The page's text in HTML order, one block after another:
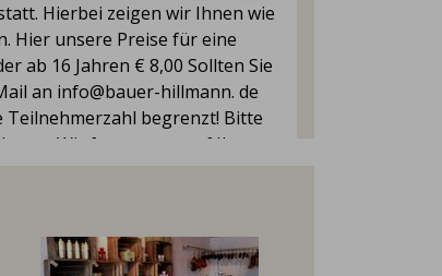
Hierbei zeigen wir Ihnen wie
Hier unsere Preise für eine
ab 16 Jahren € 8,00 Sollten Sie
an info@bauer-hillmann. de
Teilnehmerzahl begrenzt! Bitte
Wir freuen uns auf Ihren